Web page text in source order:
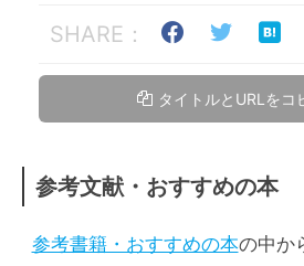
SHARE：
タイトルとURLをコ
参考文献・おすすめの本
参考書籍・おすすめの本の中か